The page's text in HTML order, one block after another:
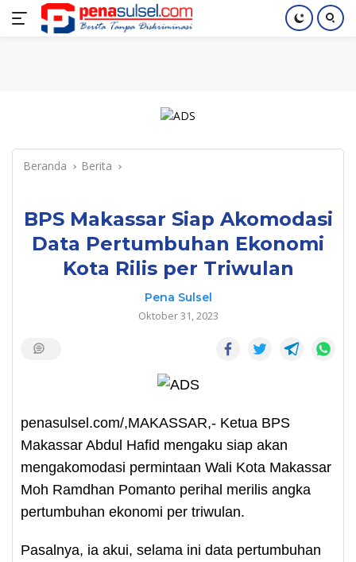
Langsung
Home Nasional Pendidikan Index
Beranda Berita
BPS Makassar Siap Akomodasi
Data Pertumbuhan Ekonomi
Kota Rilis per Triwulan
Pena Sulsel
Oktober 31, 2023
penasulsel.com/,MAKASSAR,- Ketua BPS
Makassar Abdul Hafid mengaku siap akan
mengakomodasi permintaan Wali Kota Makassar
Moh Ramdhan Pomanto perihal merilis angka
pertumbuhan ekonomi per triwulan.
Pasalnya, ia akui, selama ini data pertumbuhan